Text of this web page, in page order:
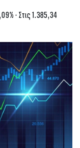
- Στις 1.385,34